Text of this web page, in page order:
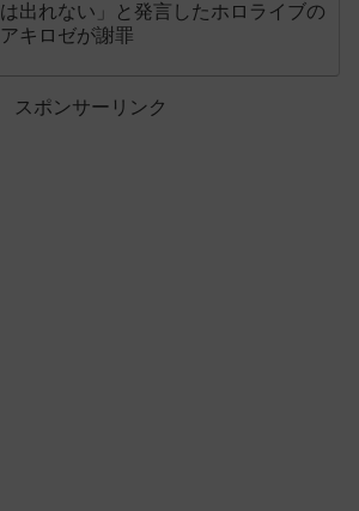
は出れない」と発言したホロライブの
アキロゼが謝罪
スポンサーリンク